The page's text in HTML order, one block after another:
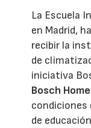
La Escuela
en Madrid,
recibir la
de
iniciativa
Bosch
de